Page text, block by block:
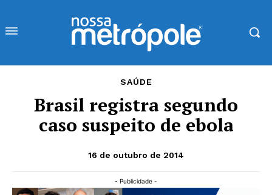
SAÚDE
Brasil registra segundo
caso suspeito de ebola
16 de outubro de 2014
- Publicidade -